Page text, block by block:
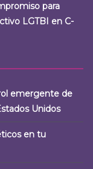
para
LGTBI en C-
emergente de
Unidos
en tu